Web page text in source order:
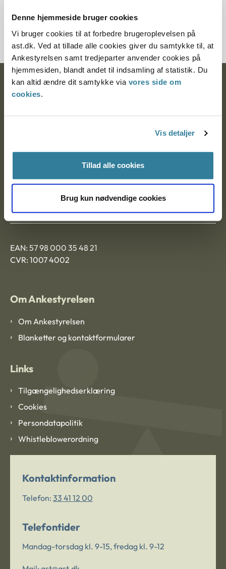
Denne hjemmeside bruger cookies
Vi bruger cookies til at forbedre brugeroplevelsen på
ast.dk. Ved at tillade alle cookies giver du samtykke til, at
Ankestyrelsen samt tredjeparter anvender cookies på
hjemmesiden, blandt andet til indsamling af statistik. Du
kan altid ændre dit samtykke via vores side om
cookies.
Vis detaljer
Tillad alle cookies
Brug kun nødvendige cookies
Ankestyrelsen
Ankestyrelsen Aalborg
EAN: 57 98 000 35 48 21
CVR: 1007 4002
Om Ankestyrelsen
Om Ankestyrelsen
Blanketter og kontaktformularer
Links
Tilgængelighedserklæring
Cookies
Persondatapolitik
Whistleblowerordning
Kontaktinformation
Telefon: 33 41 12 00
Telefontider
Mandag-torsdag kl. 9-15, fredag kl. 9-12